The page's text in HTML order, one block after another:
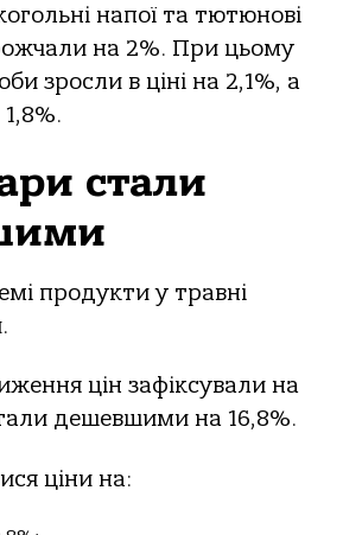
напої та тютюнові
на 2%. При цьому
зросли в ціні на 2,1%, а
стали
продукти у травні
цін зафіксували на
дешевшими на 16,8%.
ціни на: